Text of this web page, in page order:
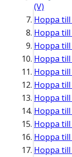
(V)
Hoppa till
Hoppa till
Hoppa till
Hoppa till
Hoppa till
Hoppa till
Hoppa till
Hoppa till
Hoppa till
Hoppa till
Hoppa till